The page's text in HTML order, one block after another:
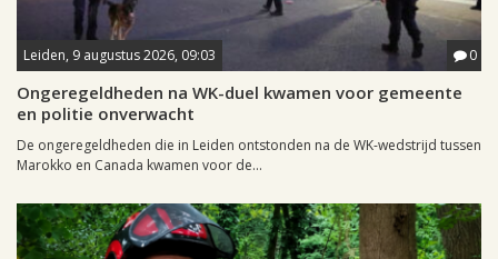
Leiden, 9 augustus 2026, 09:03 0
Ongeregeldheden na WK-duel kwamen voor gemeente
en politie onverwacht
De ongeregeldheden die in Leiden ontstonden na de WK-wedstrijd tussen
Marokko en Canada kwamen voor de...